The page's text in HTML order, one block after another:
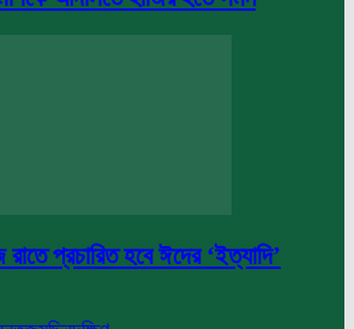
প্রচারিত হবে ঈদের ‘ইত্যাদি’